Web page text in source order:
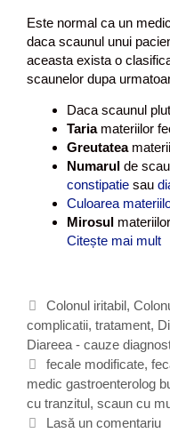
a
g
l
u
e
n
,
s
i
m
p
t
e
,
d
o
Este normal ca un
daca scaunul unui
aceasta exista o
scaunelor dupa
Daca scaunul
Tariamateriilor
Greutatea
Numarul de
constipatie sau
Culoarea
Mirosul
Citește mai mult
c
t
u
l
f
e
C
a
t
e
g
o
r
Colonul iritabil,
complicatii, tratament,
Diareea - cauze
E
t
i
c
fecale modificate,
medic gastroenterolog
cu tranzitul, scaun cu
Lasă un comentariu